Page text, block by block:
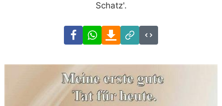
Schatz'.
FacebookWhatsAppDownload
Link
Code